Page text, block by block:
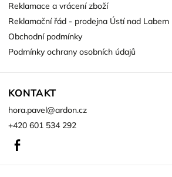
Reklamace a vrácení zboží
Reklamační řád - prodejna Ústí nad Labem
Obchodní podmínky
Podmínky ochrany osobních údajů
KONTAKT
hora.pavel@ardon.cz
+420 601 534 292